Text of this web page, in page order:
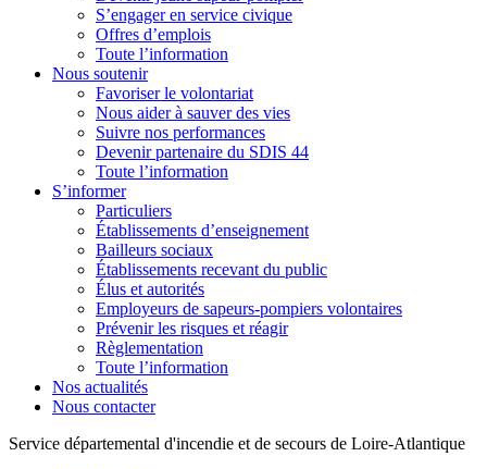
S’engager en service civique
Offres d’emplois
Toute l’information
Nous soutenir
Favoriser le volontariat
Nous aider à sauver des vies
Suivre nos performances
Devenir partenaire du SDIS 44
Toute l’information
S’informer
Particuliers
Établissements d’enseignement
Bailleurs sociaux
Établissements recevant du public
Élus et autorités
Employeurs de sapeurs-pompiers volontaires
Prévenir les risques et réagir
Règlementation
Toute l’information
Nos actualités
Nous contacter
Service départemental d'incendie et de secours de Loire-Atlantique